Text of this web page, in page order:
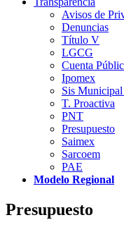
Avisos de
Denuncias
Título V
LGCG
Cuenta
Ipomex
Sis
T. Proactiva
PNT
Presupuesto
Saimex
Sarcoem
PAE
Modelo Regional
Presupuesto